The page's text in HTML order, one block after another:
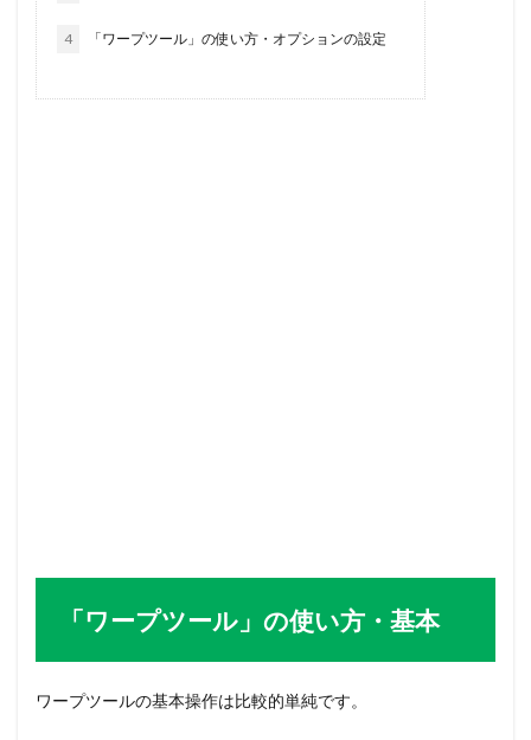
4 「ワープツール」の使い方・オプションの設定
「ワープツール」の使い方・基本
ワープツールの基本操作は比較的単純です。